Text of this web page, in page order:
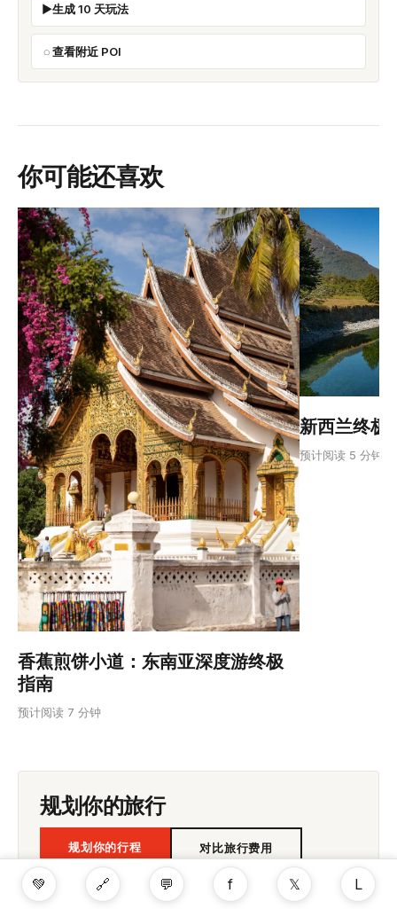
生成 10 天玩法
查看附近 POI
你可能还喜欢
香蕉煎饼小道：东南亚深度游终极
指南
预计阅读 7 分钟
新西兰终极
预计阅读 5 分钟
规划你的旅行
规划你的行程 对比旅行费用
♡ 收藏这篇攻略
💚 🔗 💬 f 𝕏 L